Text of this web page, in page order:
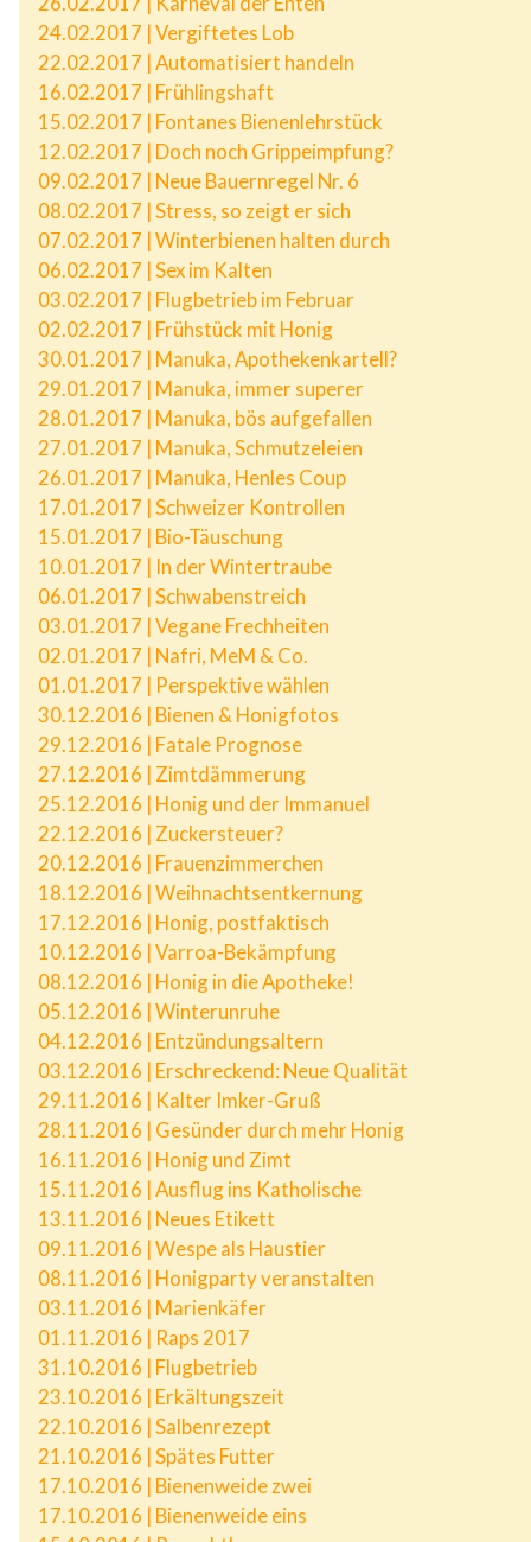
24.02.2017 | Vergiftetes Lob
22.02.2017 | Automatisiert handeln
16.02.2017 | Frühlingshaft
15.02.2017 | Fontanes Bienenlehrstück
12.02.2017 | Doch noch Grippeimpfung?
09.02.2017 | Neue Bauernregel Nr. 6
08.02.2017 | Stress, so zeigt er sich
07.02.2017 | Winterbienen halten durch
06.02.2017 | Sex im Kalten
03.02.2017 | Flugbetrieb im Februar
02.02.2017 | Frühstück mit Honig
30.01.2017 | Manuka, Apothekenkartell?
29.01.2017 | Manuka, immer superer
28.01.2017 | Manuka, bös aufgefallen
27.01.2017 | Manuka, Schmutzeleien
26.01.2017 | Manuka, Henles Coup
17.01.2017 | Schweizer Kontrollen
15.01.2017 | Bio-Täuschung
10.01.2017 | In der Wintertraube
06.01.2017 | Schwabenstreich
03.01.2017 | Vegane Frechheiten
02.01.2017 | Nafri, MeM & Co.
01.01.2017 | Perspektive wählen
30.12.2016 | Bienen & Honigfotos
29.12.2016 | Fatale Prognose
27.12.2016 | Zimtdämmerung
25.12.2016 | Honig und der Immanuel
22.12.2016 | Zuckersteuer?
20.12.2016 | Frauenzimmerchen
18.12.2016 | Weihnachtsentkernung
17.12.2016 | Honig, postfaktisch
10.12.2016 | Varroa-Bekämpfung
08.12.2016 | Honig in die Apotheke!
05.12.2016 | Winterunruhe
04.12.2016 | Entzündungsaltern
03.12.2016 | Erschreckend: Neue Qualität
29.11.2016 | Kalter Imker-Gruß
28.11.2016 | Gesünder durch mehr Honig
16.11.2016 | Honig und Zimt
15.11.2016 | Ausflug ins Katholische
13.11.2016 | Neues Etikett
09.11.2016 | Wespe als Haustier
08.11.2016 | Honigparty veranstalten
03.11.2016 | Marienkäfer
01.11.2016 | Raps 2017
31.10.2016 | Flugbetrieb
23.10.2016 | Erkältungszeit
22.10.2016 | Salbenrezept
21.10.2016 | Spätes Futter
17.10.2016 | Bienenweide zwei
17.10.2016 | Bienenweide eins